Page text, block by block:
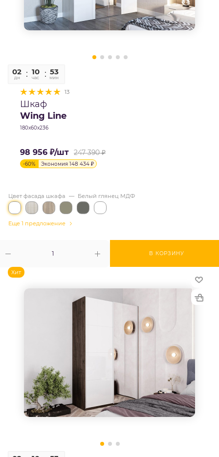
02
дн
10
час
52
мин
13
Шкаф
Wing Line
180х60х236
98 956 ₽/шт 247 390₽
-60% Экономия 148 434 ₽
В КОРЗИНУ
Цвет фасада шкафа — Белый глянец МДФ
Еще 1 предложение
Хит